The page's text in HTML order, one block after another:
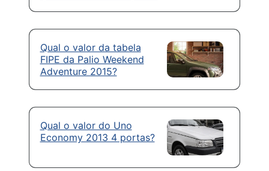
Qual o valor da tabela
FIPE da Palio Weekend
Adventure 2015?
Qual o valor do Uno
Economy 2013 4 portas?